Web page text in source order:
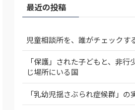
最近の投稿
児童相談所を、誰がチェックす
「保護」された子どもと、非行
じ場所にいる国
「乳幼児揺さぶられ症候群」の